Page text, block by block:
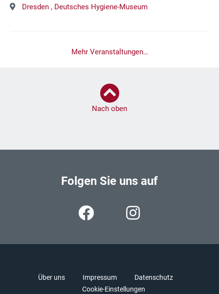
Dresden , Deutsches Hygiene-Museum
Mehr Veranstaltungen…
Nach oben
Folgen Sie uns auf
Über uns Impressum
Datenschutz
Cookie-Einstellungen